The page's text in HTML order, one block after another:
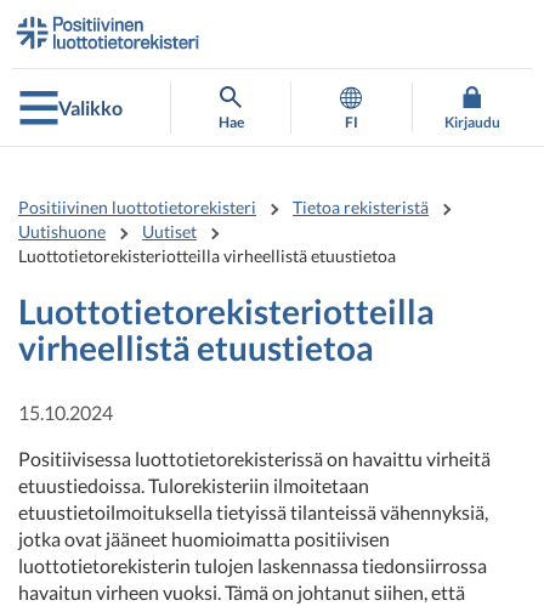
Siirry
suoraan
sisältöön
Siirry
koko
sivuston
hakuun
Valikko
Hae FI Kirjaudu
Positiivinen luottotietorekisteri
Tietoa rekisteristä
Uutishuone
Uutiset
Luottotietorekisteriotteilla virheellistä etuustietoa
Luottotietorekisteriotteilla
virheellistä etuustietoa
15.10.2024
Positiivisessa luottotietorekisterissä on havaittu virheitä
etuustiedoissa. Tulorekisteriin ilmoitetaan
etuustietoilmoituksella tietyissä tilanteissä vähennyksiä,
jotka ovat jääneet huomioimatta positiivisen
luottotietorekisterin tulojen laskennassa tiedonsiirrossa
havaitun virheen vuoksi. Tämä on johtanut siihen, että